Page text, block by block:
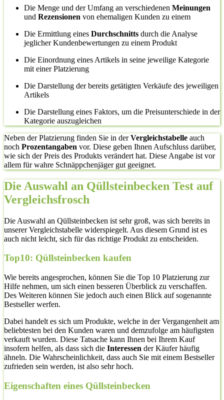
Die Menge und der Umfang an verschiedenen Meinungen
und Rezensionen von ehemaligen Kunden zu einem
Die Ermittlung eines Durchschnitts durch die Analyse
jeglicher Kundenbewertungen zu einem Produkt
Die Einordnung eines Artikels in seine jeweilige Kategorie
mit einer Platzierung
Die Darstellung der bereits getätigten Verkäufe des jeweiligen
Artikels
Die Darstellung eines Faktors, um die Preisunterschiede in der
Kategorie auszugleichen
Neben der Platzierung finden Sie in derVergleichstabelle auch
noch Prozentangaben vor. Diese geben Ihnen Aufschluss darüber,
wie sich der Preis des Produkts verändert hat. Diese Angabe ist vor
allem für wahre Schnäppchenjäger gut geeignet.
Die Auswahl an Qüllsteinbecken Test auf
Vergleichsfrosch
Die Auswahl an Qüllsteinbecken ist sehr groß, was sich bereits in
unserer Vergleichstabelle widerspiegelt. Aus diesem Grund ist es
auch nicht leicht, sich für das richtige Produkt zu entscheiden.
Top10: Qüllsteinbecken kaufen
Wie bereits angesprochen, können Sie die Top 10 Platzierung zur
Hilfe nehmen, um sich einen besseren Überblick zu verschaffen.
Des Weiteren können Sie jedoch auch einen Blick auf sogenannte
Bestseller werfen.
Dabei handelt es sich um Produkte, welche in der Vergangenheit am
beliebtesten bei den Kunden waren und demzufolge am häufigsten
verkauft wurden. Diese Tatsache kann Ihnen bei Ihrem Kauf
insofern helfen, als dass sich die Interessen der Käufer häufig
ähneln. Die Wahrscheinlichkeit, dass auch Sie mit einem Bestseller
zufrieden sein werden, ist also sehr hoch.
Eigenschaften eines Qüllsteinbecken